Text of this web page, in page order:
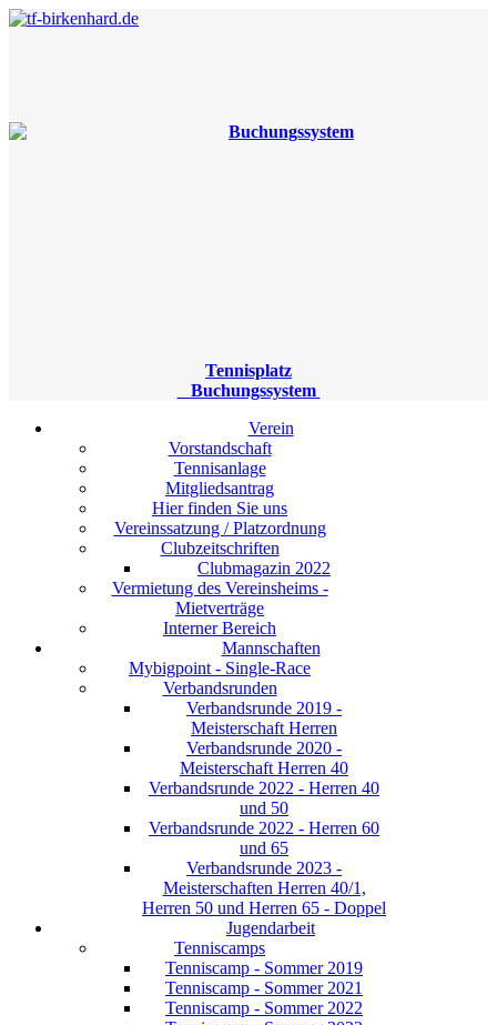
Tennisplatz
Buchungssystem
Verein
Vorstandschaft
Tennisanlage
Mitgliedsantrag
Hier finden Sie uns
Vereinssatzung / Platzordnung
Clubzeitschriften
Clubmagazin 2022
Vermietung des Vereinsheims -
Mietverträge
Interner Bereich
Mannschaften
Mybigpoint - Single-Race
Verbandsrunden
Verbandsrunde 2019 -
Meisterschaft Herren
Verbandsrunde 2020 -
Meisterschaft Herren 40
Verbandsrunde 2022 - Herren 40
und 50
Verbandsrunde 2022 - Herren 60
und 65
Verbandsrunde 2023 -
Meisterschaften Herren 40/1,
Herren 50 und Herren 65 - Doppel
Jugendarbeit
Tenniscamps
Tenniscamp - Sommer 2019
Tenniscamp - Sommer 2021
Tenniscamp - Sommer 2022